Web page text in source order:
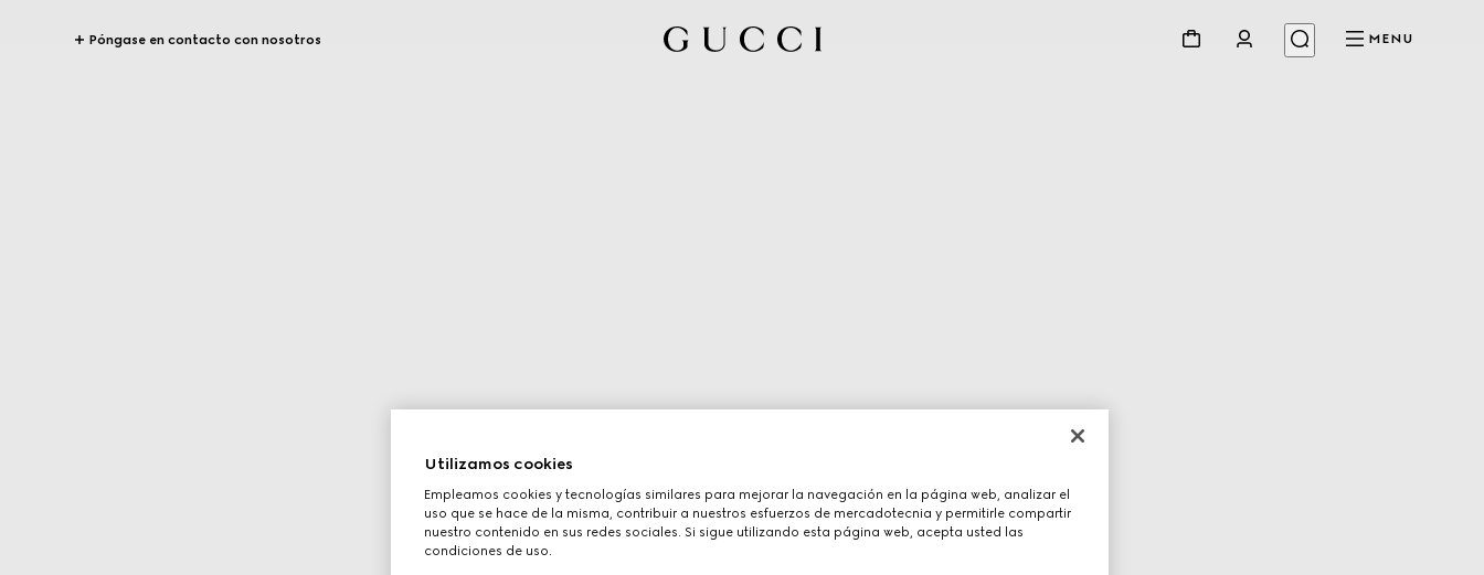
Póngase en contacto con nosotros MENU
Utilizamos cookies
Empleamos cookies y tecnologías similares para mejorar la navegación en la página web, analizar el
uso que se hace de la misma, contribuir a nuestros esfuerzos de mercadotecnia y permitirle compartir
nuestro contenido en sus redes sociales. Si sigue utilizando esta página web, acepta usted las
condiciones de uso.